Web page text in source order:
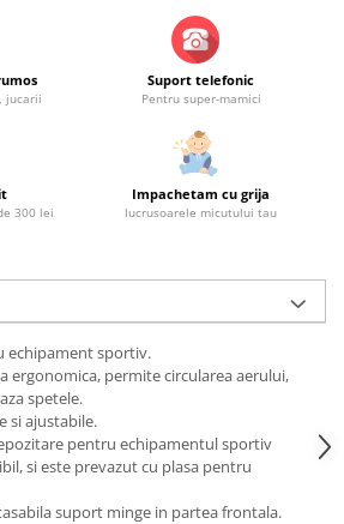
jucarii
Suport telefonic
Pentru super-mamici
300 lei
Impachetam cu grija
lucrusoarele micutului tau
echipament sportiv.
ergonomica, permite circularea aerului,
spetele.
si ajustabile.
pentru echipamentul sportiv
si este prevazut cu plasa pentru
suport minge in partea frontala.